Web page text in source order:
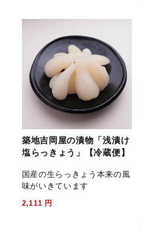
築地吉岡屋の漬物「浅漬け
塩らっきょう」【冷蔵便】
国産の生らっきょう本来の風
味がいきています
2,111 円